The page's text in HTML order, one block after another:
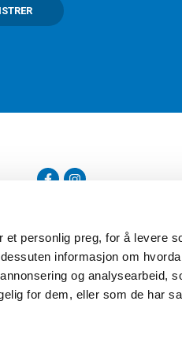
personlig preg, for å levere
informasjon om
og analysearbeid,
for dem, eller som de har
Torshov Sport har over 90 års
klubbhandel. Torshov Sport har
Drammen, Sandvika Storsenter